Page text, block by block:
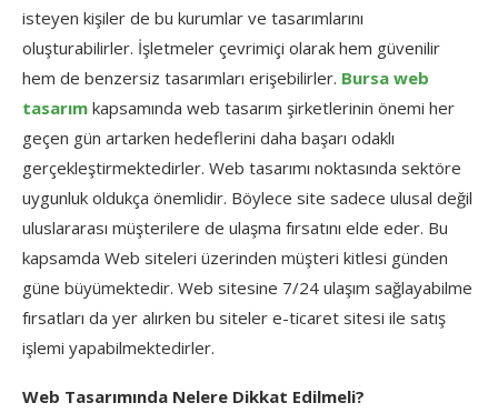
isteyen kişiler de bu kurumlar ve tasarımlarını
oluşturabilirler. İşletmeler çevrimiçi olarak hem güvenilir
hem de benzersiz tasarımları erişebilirler. Bursa web
tasarım kapsamında web tasarım şirketlerinin önemi her
geçen gün artarken hedeflerini daha başarı odaklı
gerçekleştirmektedirler. Web tasarımı noktasında sektöre
uygunluk oldukça önemlidir. Böylece site sadece ulusal değil
uluslararası müşterilere de ulaşma fırsatını elde eder. Bu
kapsamda Web siteleri üzerinden müşteri kitlesi günden
güne büyümektedir. Web sitesine 7/24 ulaşım sağlayabilme
fırsatları da yer alırken bu siteler e-ticaret sitesi ile satış
işlemi yapabilmektedirler.
Web Tasarımında Nelere Dikkat Edilmeli?